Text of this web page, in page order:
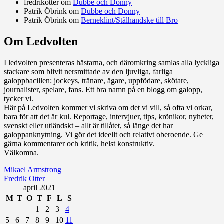
fredrikotterom
Dubbe och Donny
Patrik Öbrink om Dubbe och Donny
Patrik Öbrink om Berneklint/Stålhandske till Bro
Om Ledvolten
I ledvolten presenteras hästarna, och däromkring samlas alla lyckliga
stackare som blivit nersmittade av den ljuvliga, farliga
galoppbacillen: jockeys, tränare, ägare, uppfödare, skötare,
journalister, spelare, fans. Ett bra namn på en blogg om galopp,
tycker vi.
Här på Ledvolten kommer vi skriva om det vi vill, så ofta vi orkar,
bara för att det är kul. Reportage, intervjuer, tips, krönikor, nyheter,
svenskt eller utländskt – allt är tillåtet, så länge det har
galoppanknytning. Vi gör det ideellt och relativt oberoende. Ge
gärna kommentarer och kritik, helst konstruktiv.
Välkomna.
Mikael Armstrong
Fredrik Otter
april 2021
M T O T F L
S
1
2 3
4
5
6 7 8 9 10 11